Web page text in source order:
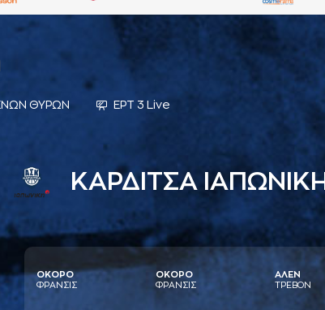
ΘΥΡΩΝ ΕΡΤ 3 Live
ΚΑΡΔΙΤΣΑ ΙΑΠΩΝΙΚΗ
ΟΚΟΡΟ
ΦΡAΝΣΙΣ
ΟΚΟΡΟ
ΦΡAΝΣΙΣ
AΛΕΝ
ΤΡΕΒΟΝ